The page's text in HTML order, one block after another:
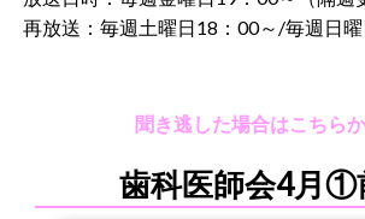
再放送：毎週土曜日18：00～/毎週日
聞き逃した場合はこちらか
歯科医師会4月①